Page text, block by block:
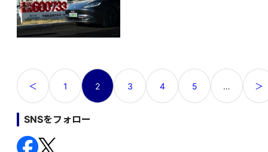
投
稿
の
ペ
＜ 1 2 3 4 5 … ＞
SNSをフォロー